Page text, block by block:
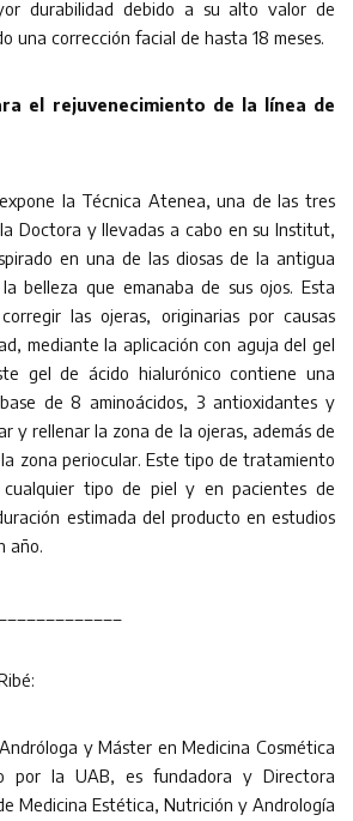
durabilidad debido a su alto valor de
una corrección facial de hasta 18 meses.
el rejuvenecimiento de la línea de
la Técnica Atenea, una de las tres
Doctora y llevadas a cabo en su Institut,
en una de las diosas de la antigua
belleza que emanaba de sus ojos. Esta
las ojeras, originarias por causas
mediante la aplicación con aguja del gel
gel de ácido hialurónico contiene una
de 8 aminoácidos, 3 antioxidantes y
y rellenar la zona de la ojeras, además de
zona periocular. Este tipo de tratamiento
tipo de piel y en pacientes de
estimada del producto en estudios
año.
y Máster en Medicina Cosmética
por la UAB, es fundadora y Directora
Medicina Estética, Nutrición y Andrología